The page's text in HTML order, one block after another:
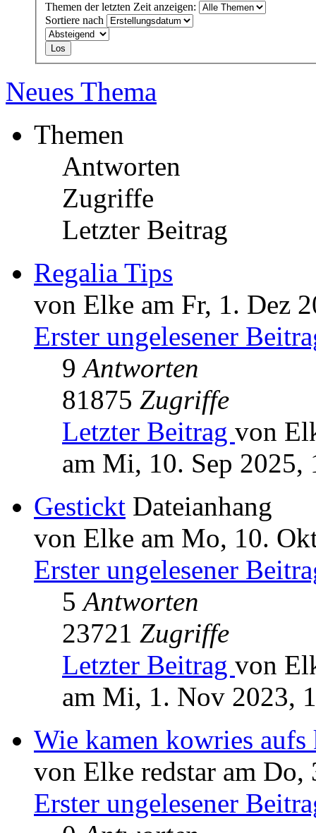
Themen der letzten Zeit anzeigen:
Sortiere nach
Neues Thema
Themen
Antworten
Zugriffe
Letzter Beitrag
Regalia Tips
von Elke am Fr, 1. Dez
Erster ungelesener
9Antworten
81875 Zugriffe
Letzter Beitrag von
am Mi, 10. Sep 2025,
Gestickt Dateianhang
von Elke am Mo, 10.
Erster ungelesener
5Antworten
23721 Zugriffe
Letzter Beitrag von
am Mi, 1. Nov 2023,
Wie kamen kowries
von Elke redstar am
Erster ungelesener